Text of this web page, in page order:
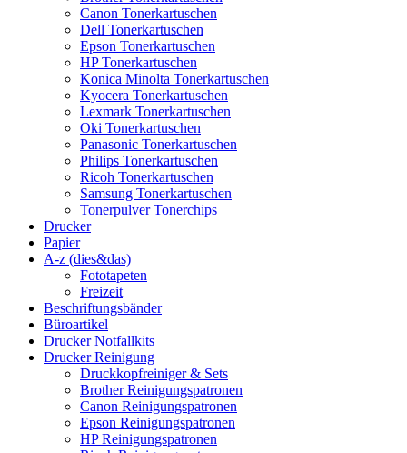
Canon Tonerkartuschen
Dell Tonerkartuschen
Epson Tonerkartuschen
HP Tonerkartuschen
Konica Minolta Tonerkartuschen
Kyocera Tonerkartuschen
Lexmark Tonerkartuschen
Oki Tonerkartuschen
Panasonic Tonerkartuschen
Philips Tonerkartuschen
Ricoh Tonerkartuschen
Samsung Tonerkartuschen
Tonerpulver Tonerchips
Drucker
Papier
A-z (dies&das)
Fototapeten
Freizeit
Beschriftungsbänder
Büroartikel
Drucker Notfallkits
Drucker Reinigung
Druckkopfreiniger & Sets
Brother Reinigungspatronen
Canon Reinigungspatronen
Epson Reinigungspatronen
HP Reinigungspatronen